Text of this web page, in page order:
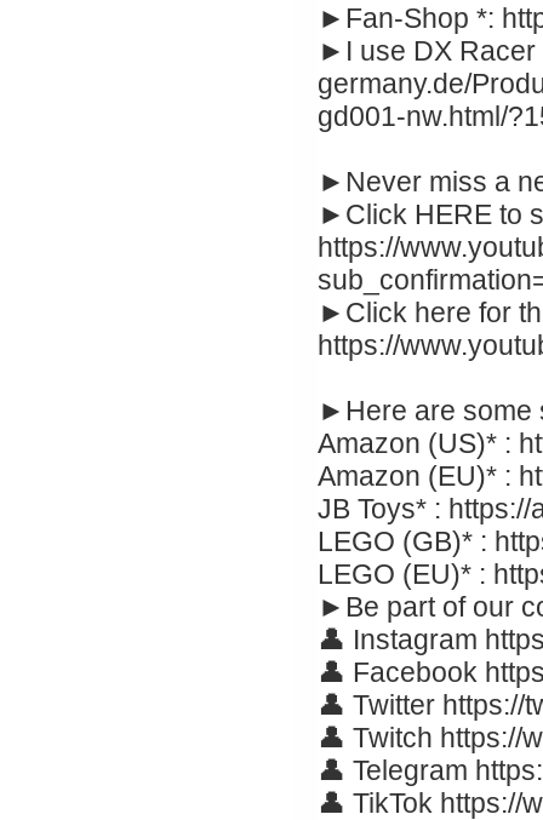
►Fan-Shop *:
►I use DX Racer
germany.de/
gd001-nw.html/
►Never miss a
►Click HERE to
https://
►Click here for
https://
►Here are some
Amazon (US)* :
Amazon (EU)* :
JB Toys* :
LEGO (GB)* :
LEGO (EU)* :
►Be part of our
👤 Instagram
👤 Facebook
👤 Twitter https://
👤 Twitch https://
👤 Telegram
👤 TikTok https://